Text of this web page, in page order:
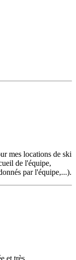
mes locations de ski
de l'équipe,
par l'équipe,...).
et très